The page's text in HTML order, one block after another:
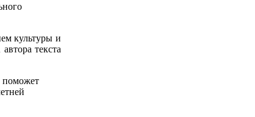
культуры и
текста
поможет